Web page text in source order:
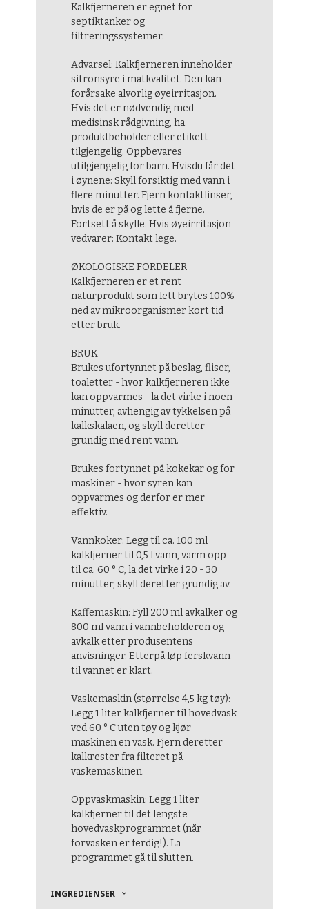
Kalkfjerneren er egnet for
septiktanker og
filtreringssystemer.
Advarsel: Kalkfjerneren inneholder
sitronsyre i matkvalitet. Den kan
forårsake alvorlig øyeirritasjon.
Hvis det er nødvendig med
medisinsk rådgivning, ha
produktbeholder eller etikett
tilgjengelig. Oppbevares
utilgjengelig for barn. Hvisdu får det
i øynene: Skyll forsiktig med vann i
flere minutter. Fjern kontaktlinser,
hvis de er på og lette å fjerne.
Fortsett å skylle. Hvis øyeirritasjon
vedvarer: Kontakt lege.
ØKOLOGISKE FORDELER
Kalkfjerneren er et rent
naturprodukt som lett brytes 100%
ned av mikroorganismer kort tid
etter bruk.
BRUK
Brukes ufortynnet på beslag, fliser,
toaletter - hvor kalkfjerneren ikke
kan oppvarmes - la det virke i noen
minutter, avhengig av tykkelsen på
kalkskalaen, og skyll deretter
grundig med rent vann.
Brukes fortynnet på kokekar og for
maskiner - hvor syren kan
oppvarmes og derfor er mer
effektiv.
Vannkoker: Legg til ca. 100 ml
kalkfjerner til 0,5 l vann, varm opp
til ca. 60 ° C, la det virke i 20 - 30
minutter, skyll deretter grundig av.
Kaffemaskin: Fyll 200 ml avkalker og
800 ml vann i vannbeholderen og
avkalk etter produsentens
anvisninger. Etterpå løp ferskvann
til vannet er klart.
Vaskemaskin (størrelse 4,5 kg tøy):
Legg 1 liter kalkfjerner til hovedvask
ved 60 ° C uten tøy og kjør
maskinen en vask. Fjern deretter
kalkrester fra filteret på
vaskemaskinen.
Oppvaskmaskin: Legg 1 liter
kalkfjerner til det lengste
hovedvaskprogrammet (når
forvasken er ferdig!). La
programmet gå til slutten.
INGREDIENSER